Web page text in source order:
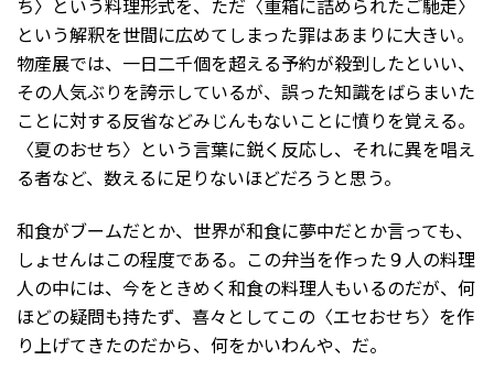
ち〉という料理形式を、ただ〈重箱に詰められたご馳走〉
という解釈を世間に広めてしまった罪はあまりに大きい。
物産展では、一日二千個を超える予約が殺到したといい、
その人気ぶりを誇示しているが、誤った知識をばらまいた
ことに対する反省などみじんもないことに憤りを覚える。
〈夏のおせち〉という言葉に鋭く反応し、それに異を唱え
る者など、数えるに足りないほどだろうと思う。
和食がブームだとか、世界が和食に夢中だとか言っても、
しょせんはこの程度である。この弁当を作った９人の料理
人の中には、今をときめく和食の料理人もいるのだが、何
ほどの疑問も持たず、喜々としてこの〈エセおせち〉を作
り上げてきたのだから、何をかいわんや、だ。